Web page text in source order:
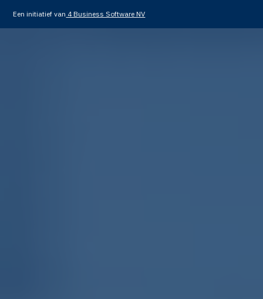
Een initiatief van 4 Business Software NV